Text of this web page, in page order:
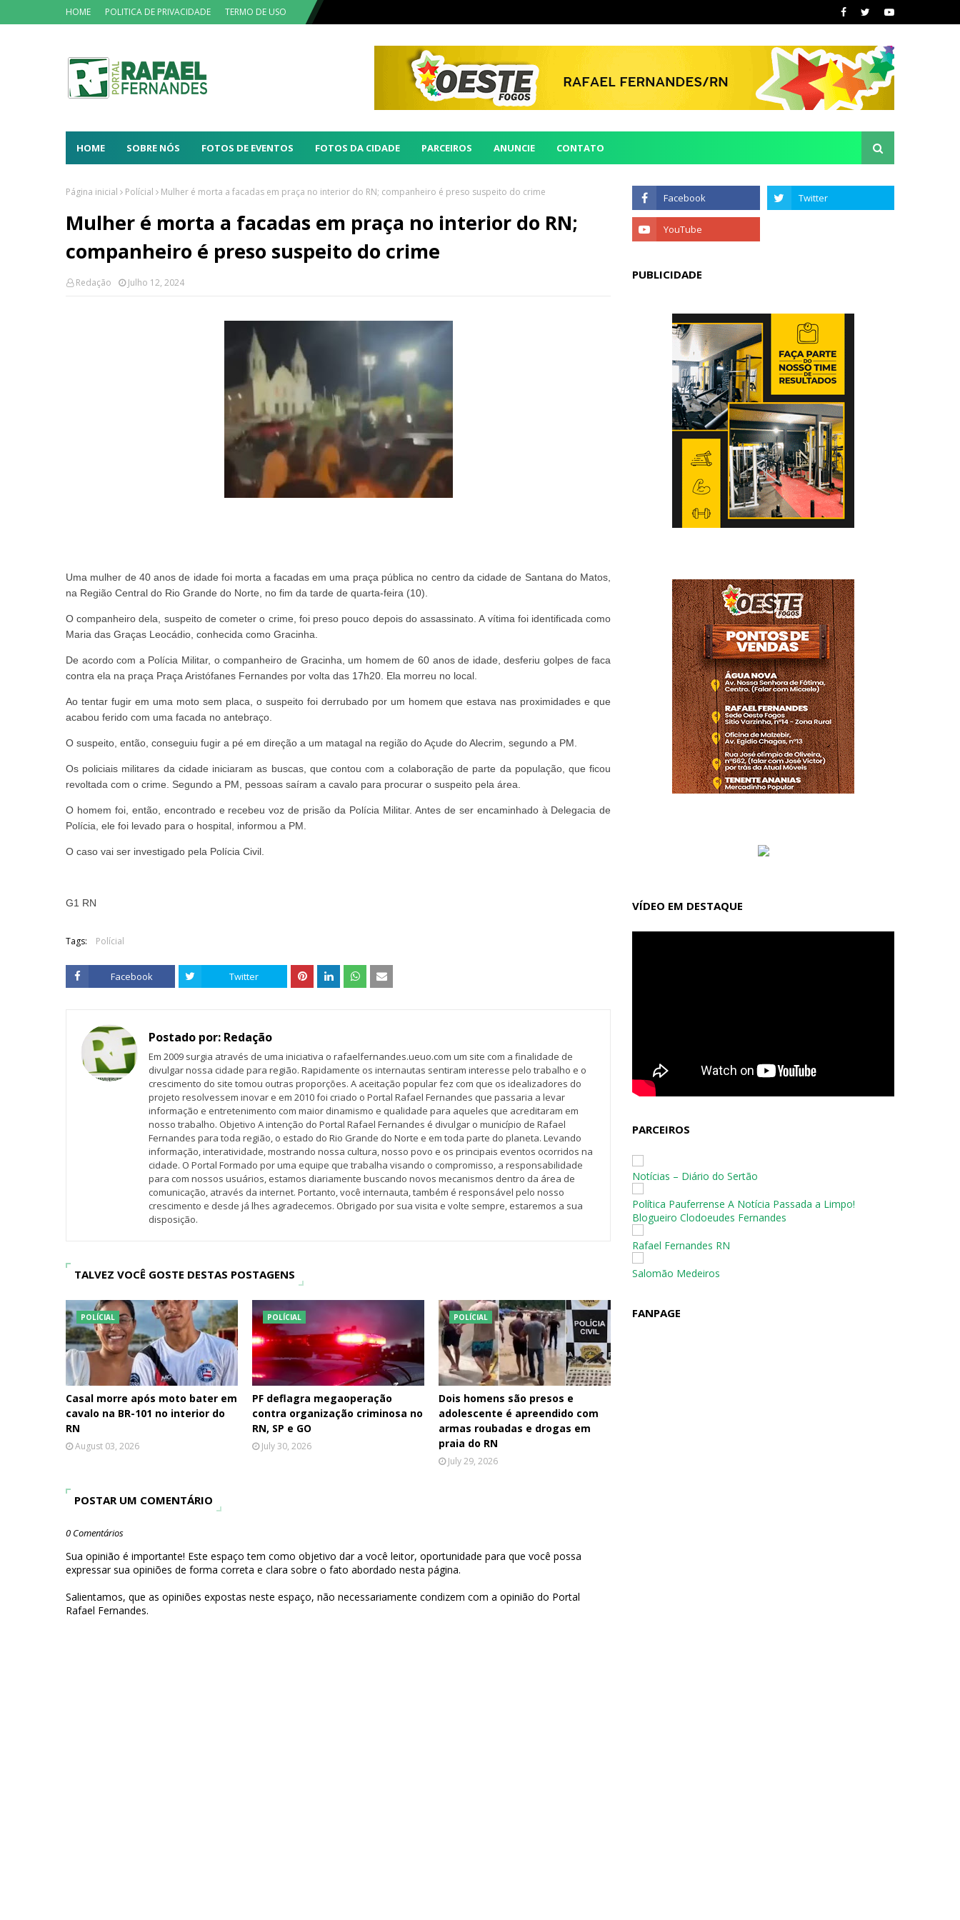
HOME POLITICA DE PRIVACIDADE TERMO DE USO
HOME SOBRE NÓS FOTOS DE EVENTOS FOTOS DA CIDADE PARCEIROS ANUNCIE CONTATO
Página inicial Polícial Mulher é morta a facadas em praça no interior do RN; companheiro é preso suspeito do crime
Mulher é morta a facadas em praça no interior do RN;
companheiro é preso suspeito do crime
Redação Julho 12, 2024
Uma mulher de 40 anos de idade foi morta a facadas em uma praça pública no centro da cidade de Santana do Matos,
na Região Central do Rio Grande do Norte, no fim da tarde de quarta-feira (10).
O companheiro dela, suspeito de cometer o crime, foi preso pouco depois do assassinato. A vítima foi identificada como
Maria das Graças Leocádio, conhecida como Gracinha.
De acordo com a Polícia Militar, o companheiro de Gracinha, um homem de 60 anos de idade, desferiu golpes de faca
contra ela na praça Praça Aristófanes Fernandes por volta das 17h20. Ela morreu no local.
Ao tentar fugir em uma moto sem placa, o suspeito foi derrubado por um homem que estava nas proximidades e que
acabou ferido com uma facada no antebraço.
O suspeito, então, conseguiu fugir a pé em direção a um matagal na região do Açude do Alecrim, segundo a PM.
Os policiais militares da cidade iniciaram as buscas, que contou com a colaboração de parte da população, que ficou
revoltada com o crime. Segundo a PM, pessoas saíram a cavalo para procurar o suspeito pela área.
O homem foi, então, encontrado e recebeu voz de prisão da Polícia Militar. Antes de ser encaminhado à Delegacia de
Polícia, ele foi levado para o hospital, informou a PM.
O caso vai ser investigado pela Polícia Civil.
G1 RN
Tags: Polícial
Facebook Twitter
Postado por: Redação
Em 2009 surgia através de uma iniciativa o rafaelfernandes.ueuo.com um site com a finalidade de
divulgar nossa cidade para região. Rapidamente os internautas sentiram interesse pelo trabalho e o
crescimento do site tomou outras proporções. A aceitação popular fez com que os idealizadores do
projeto resolvessem inovar e em 2010 foi criado o Portal Rafael Fernandes que passaria a levar
informação e entretenimento com maior dinamismo e qualidade para aqueles que acreditaram em
nosso trabalho. Objetivo A intenção do Portal Rafael Fernandes é divulgar o município de Rafael
Fernandes para toda região, o estado do Rio Grande do Norte e em toda parte do planeta. Levando
informação, interatividade, mostrando nossa cultura, nosso povo e os principais eventos ocorridos na
cidade. O Portal Formado por uma equipe que trabalha visando o compromisso, a responsabilidade
para com nossos usuários, estamos diariamente buscando novos mecanismos dentro da área de
comunicação, através da internet. Portanto, você internauta, também é responsável pelo nosso
crescimento e desde já lhes agradecemos. Obrigado por sua visita e volte sempre, estaremos a sua
disposição.
TALVEZ VOCÊ GOSTE DESTAS POSTAGENS
POLÍCIAL
Casal morre após moto bater em
cavalo na BR-101 no interior do
RN
August 03, 2026
POLÍCIAL
PF deflagra megaoperação
contra organização criminosa no
RN, SP e GO
July 30, 2026
POLÍCIAL
Dois homens são presos e
adolescente é apreendido com
armas roubadas e drogas em
praia do RN
July 29, 2026
POSTAR UM COMENTÁRIO
0 Comentários
Sua opinião é importante! Este espaço tem como objetivo dar a você leitor, oportunidade para que você possa
expressar sua opiniões de forma correta e clara sobre o fato abordado nesta página.
Salientamos, que as opiniões expostas neste espaço, não necessariamente condizem com a opinião do Portal
Rafael Fernandes.
PUBLICIDADE
VÍDEO EM DESTAQUE
PARCEIROS
Notícias – Diário do Sertão
Política Pauferrense A Notícia Passada a Limpo!
Blogueiro Clodoeudes Fernandes
Rafael Fernandes RN
Salomão Medeiros
FANPAGE